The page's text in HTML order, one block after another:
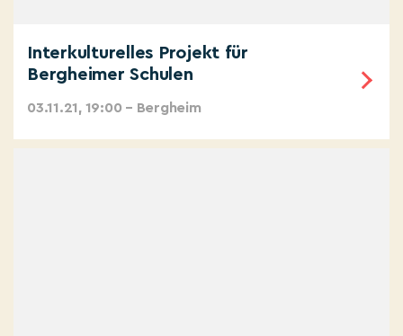
Interkulturelles Projekt für
Bergheimer Schulen
03.11.21, 19:00 – Bergheim